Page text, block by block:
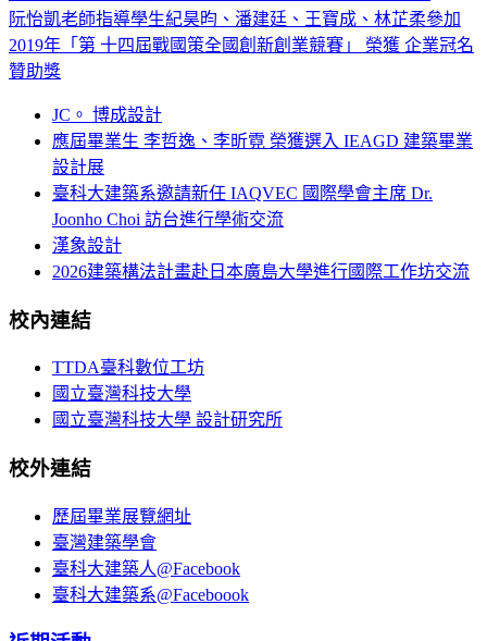
阮怡凱老師指導學生紀昊昀、潘建廷、王寶成、林芷柔參加
2019年「第 十四屆戰國策全國創新創業競賽」 榮獲 企業冠名
贊助獎
JC。 博成設計
應屆畢業生 李哲逸、李昕霓 榮獲選入 IEAGD 建築畢業
設計展
臺科大建築系邀請新任 IAQVEC 國際學會主席 Dr.
Joonho Choi 訪台進行學術交流
漢象設計
2026建築構法計畫赴日本廣島大學進行國際工作坊交流
校內連結
TTDA臺科數位工坊
國立臺灣科技大學
國立臺灣科技大學 設計研究所
校外連結
歷屆畢業展覽網址
臺灣建築學會
臺科大建築人@Facebook
臺科大建築系@Faceboook